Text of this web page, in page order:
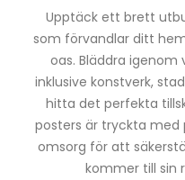
Upptäck ett brett
som förvandlar ditt
oas. Bläddra
inklusive konstverk,
hitta det perfekta
posters är tryckta med
omsorg för att
kommer till sin